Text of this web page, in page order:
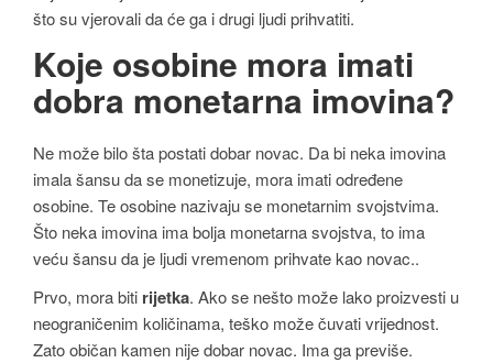
što su vjerovali da će ga i drugi ljudi prihvatiti.
Koje osobine mora imati
dobra monetarna imovina?
Ne može bilo šta postati dobar novac. Da bi neka imovina
imala šansu da se monetizuje, mora imati određene
osobine. Te osobine nazivaju se monetarnim svojstvima.
Što neka imovina ima bolja monetarna svojstva, to ima
veću šansu da je ljudi vremenom prihvate kao novac..
Prvo, mora biti rijetka. Ako se nešto može lako proizvesti u
neograničenim količinama, teško može čuvati vrijednost.
Zato običan kamen nije dobar novac. Ima ga previše.